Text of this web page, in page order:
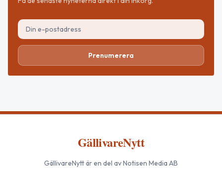
Prenumerera
GällivareNytt
GällivareNyttär en del av Notisen Media AB